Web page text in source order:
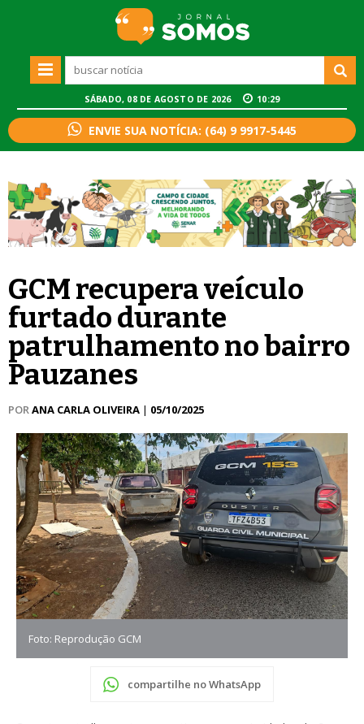
SÁBADO, 08 DE AGOSTO DE 2026 10:29
ENVIE SUA NOTÍCIA: (64) 9 9917-5445
GCM recupera veículo
furtado durante
patrulhamento no bairro
Pauzanes
PORANA CARLA OLIVEIRA | 05/10/2025
Foto: Reprodução GCM
compartilhe no WhatsApp